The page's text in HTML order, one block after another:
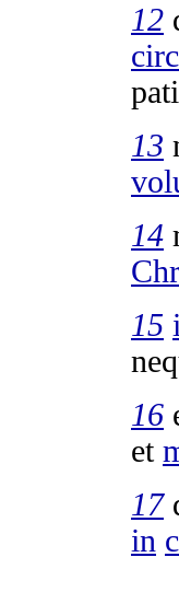
12
13
14
15
16
et
17
in